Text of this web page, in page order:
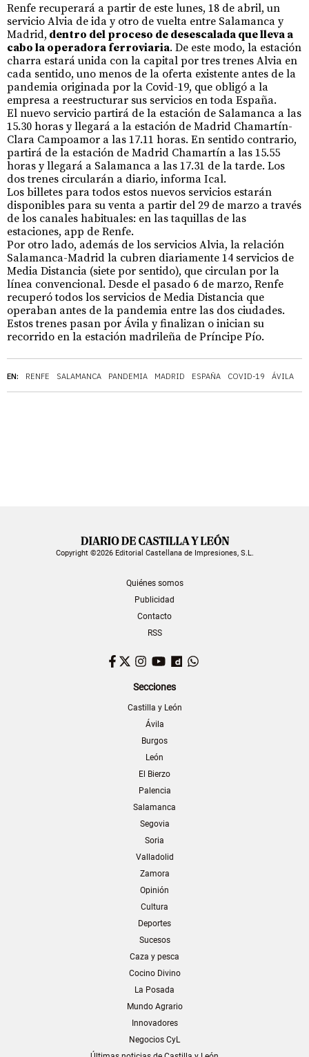
EN: RENFE SALAMANCA PANDEMIA MADRID ESPAÑA COVID-19 ÁVILA
Renfe recuperará a partir de este lunes, 18 de abril, un
servicio Alvia de ida y otro de vuelta entre Salamanca y
Madrid, dentro del proceso de desescalada que lleva a
cabo la operadora ferroviaria. De este modo, la estación
charra estará unida con la capital por tres trenes Alvia en
cada sentido, uno menos de la oferta existente antes de la
pandemia originada por la Covid-19, que obligó a la
empresa a reestructurar sus servicios en toda España.
El nuevo servicio partirá de la estación de Salamanca a las
15.30 horas y llegará a la estación de Madrid Chamartín-
Clara Campoamor a las 17.11 horas. En sentido contrario,
partirá de la estación de Madrid Chamartín a las 15.55
horas y llegará a Salamanca a las 17.31 de la tarde. Los
dos trenes circularán a diario, informa Ical.
Los billetes para todos estos nuevos servicios estarán
disponibles para su venta a partir del 29 de marzo a través
de los canales habituales: en las taquillas de las
estaciones, app de Renfe.
Por otro lado, además de los servicios Alvia, la relación
Salamanca-Madrid la cubren diariamente 14 servicios de
Media Distancia (siete por sentido), que circulan por la
línea convencional. Desde el pasado 6 de marzo, Renfe
recuperó todos los servicios de Media Distancia que
operaban antes de la pandemia entre las dos ciudades.
Estos trenes pasan por Ávila y finalizan o inician su
recorrido en la estación madrileña de Príncipe Pío.
Copyright ©2026 Editorial Castellana de Impresiones, S.L.
Quiénes somos
Publicidad
Contacto
RSS
Facebook
TwitterInstagram
YouTubeDailymotion
Secciones
Castilla y León
Ávila
Burgos
León
El Bierzo
Palencia
Salamanca
Segovia
Soria
Valladolid
Zamora
Opinión
Cultura
Deportes
Sucesos
Caza y pesca
Cocino Divino
La Posada
Mundo Agrario
Innovadores
Negocios CyL